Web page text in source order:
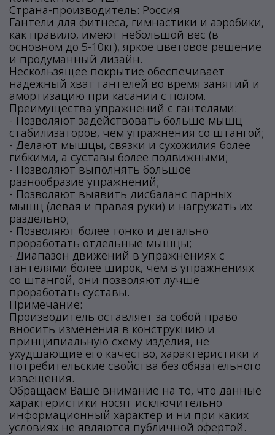
Страна-производитель: Россия
Гантели для фитнеса, гимнастики и аэробики,
как правило, имеют небольшой вес (в
основном до 5-10кг), яркое цветовое решение
и продуманный дизайн.
Нескользящее покрытие обеспечивает
надежный хват гантелей во время занятий и
амортизацию при касании с полом.
Преимущества упражнений с гантелями:
- Позволяют задействовать больше мышц
стабилизаторов, чем упражнения со штангой;
- Делают мышцы, связки и сухожилия более
гибкими, а суставы более подвижными;
- Позволяют выполнять большое
разнообразие упражнений;
- Позволяют выявить дисбаланс парных
мышц (левая и правая руки) и нагружать их
раздельно;
- Позволяют более тонко и детально
проработать отдельные мышцы;
- Диапазон движений в упражнениях с
гантелями более широк, чем в упражнениях
со штангой, они позволяют лучше
проработать суставы.
Примечание:
Производитель оставляет за собой право
вносить изменения в конструкцию и
принципиальную схему изделия, не
ухудшающие его качество, характеристики и
потребительские свойства без обязательного
извещения.
Обращаем Ваше внимание на то, что данные
характеристики носят исключительно
информационный характер и ни при каких
условиях не являются публичной офертой.